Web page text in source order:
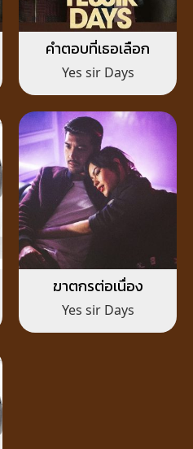
คำตอบที่เธอเลือก
Yes sir Days
ฆาตกรต่อเนื่อง
Yes sir Days